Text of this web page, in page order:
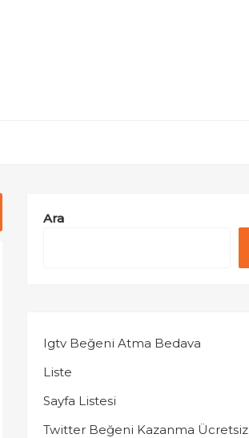
Ara
Igtv Beğeni Atma Bedava
Liste
Sayfa Listesi
Twitter Beğeni Kazanma Ücretsiz